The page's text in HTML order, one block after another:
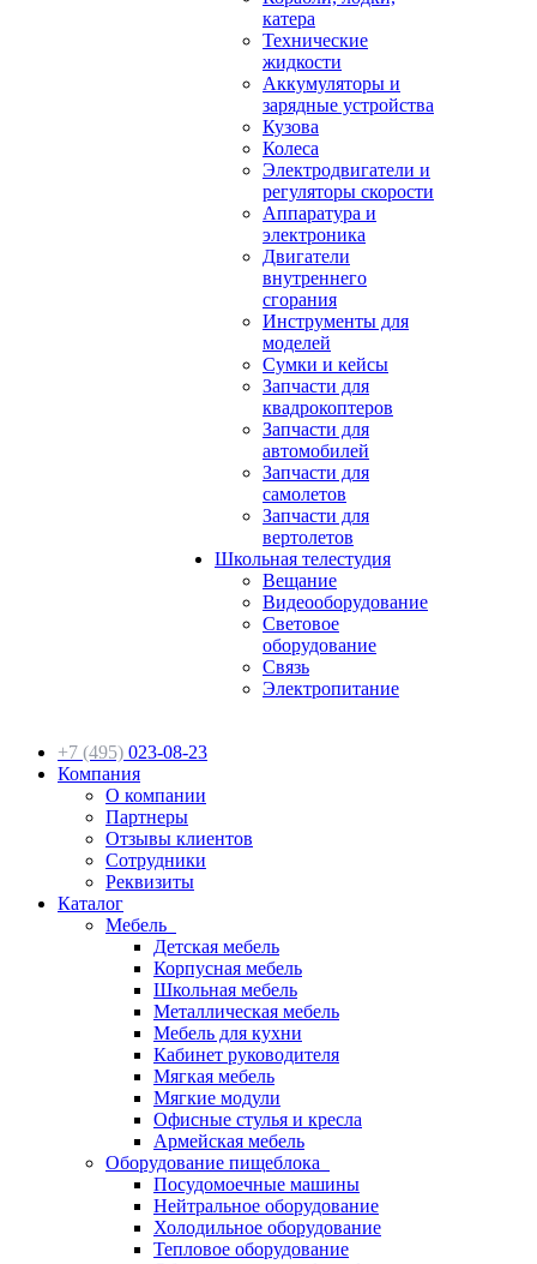
катера
Технические
жидкости
Аккумуляторы и
зарядные устройства
Кузова
Колеса
Электродвигатели и
регуляторы скорости
Аппаратура и
электроника
Двигатели
внутреннего
сгорания
Инструменты для
моделей
Сумки и кейсы
Запчасти для
квадрокоптеров
Запчасти для
автомобилей
Запчасти для
самолетов
Запчасти для
вертолетов
Школьная телестудия
Вещание
Видеооборудование
Световое
оборудование
Связь
Электропитание
+7 (495) 023-08-23
Компания
О компании
Партнеры
Отзывы клиентов
Сотрудники
Реквизиты
Каталог
Мебель
Детская мебель
Корпусная мебель
Школьная мебель
Металлическая мебель
Мебель для кухни
Кабинет руководителя
Мягкая мебель
Мягкие модули
Офисные стулья и кресла
Армейская мебель
Оборудование пищеблока
Посудомоечные машины
Нейтральное оборудование
Холодильное оборудование
Тепловое оборудование